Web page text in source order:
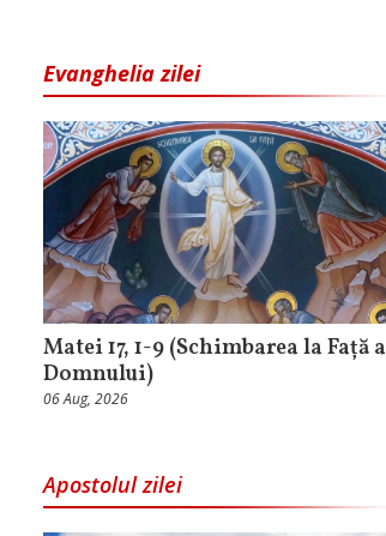
Evanghelia zilei
Matei 17, 1-9 (Schimbarea la Față a
Domnului)
06 Aug, 2026
Apostolul zilei